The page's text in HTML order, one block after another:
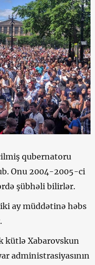
qubernatoru
Onu 2004-2005-ci
şübhəli bilirlər.
ay müddətinə həbs
kütlə Xabarovskun
administrasiyasının